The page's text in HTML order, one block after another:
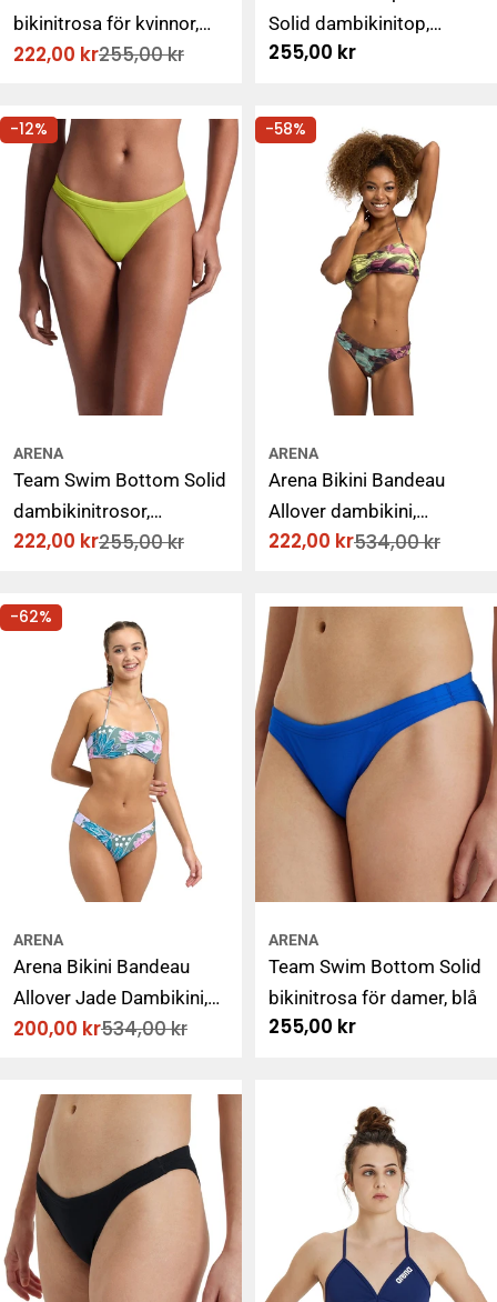
bikinitrosa för kvinnor,
mörkgrön
Rabatterat
222,00 kr
Ordinarie255,00 kr
Solid dambikinitop,
mjukgrön
Ordinarie
255,00 kr
-12%
ARENA
Team Swim Bottom Solid
dambikinitrosor,
mjukgrön
Rabatterat
222,00 kr
Ordinarie255,00 kr
-58%
ARENA
Arena Bikini Bandeau
Allover dambikini,
mönstrad
Rabatterat
222,00 kr
Ordinarie534,00 kr
-62%
ARENA
Arena Bikini Bandeau
Allover Jade Dambikini,
blommig
Rabatterat
200,00 kr
Ordinarie534,00 kr
ARENA
Team Swim Bottom Solid
bikinitrosa för damer, blå
Ordinarie
255,00 kr